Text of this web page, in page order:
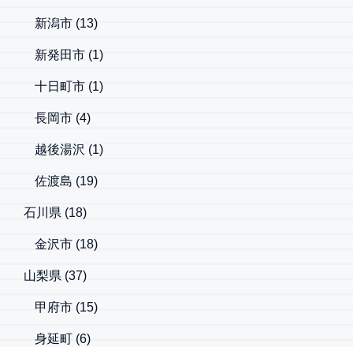
新潟市 (13)
新発田市 (1)
十日町市 (1)
長岡市 (4)
越後湯沢 (1)
佐渡島 (19)
石川県 (18)
金沢市 (18)
山梨県 (37)
甲府市 (15)
身延町 (6)